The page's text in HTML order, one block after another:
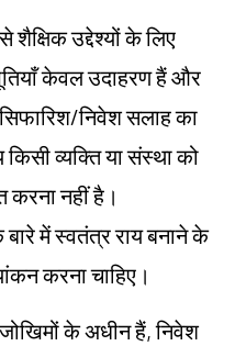
शैक्षिक उद्देश्यों के लिए
केवल उदाहरण हैं और
निवेश सलाह का
व्यक्ति या संस्था को
करना नहीं है।
बारे में स्वतंत्र राय बनाने के
करना चाहिए।
जोखिमों के अधीन हैं, निवेश